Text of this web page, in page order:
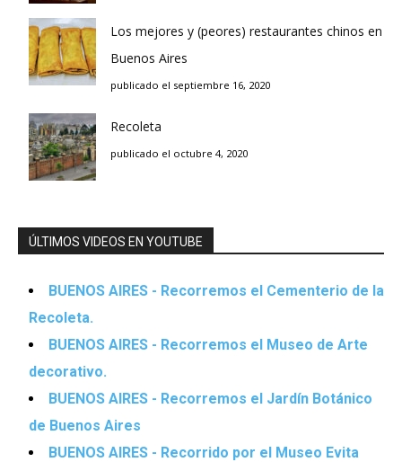
Los mejores y (peores) restaurantes chinos en
Buenos Aires
publicado el septiembre 16, 2020
Recoleta
publicado el octubre 4, 2020
ÚLTIMOS VIDEOS EN YOUTUBE
BUENOS AIRES - Recorremos el Cementerio de la
Recoleta.
BUENOS AIRES - Recorremos el Museo de Arte
decorativo.
BUENOS AIRES - Recorremos el Jardín Botánico
de Buenos Aires
BUENOS AIRES - Recorrido por el Museo Evita